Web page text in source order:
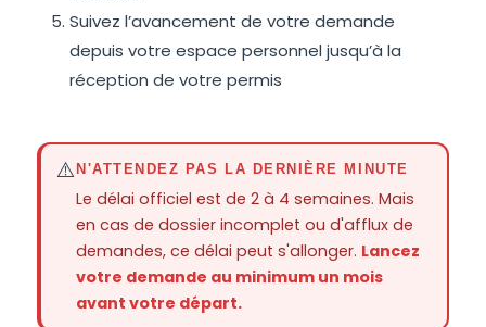
Suivez l’avancement de votre demande
depuis votre espace personnel jusqu’à la
réception de votre permis
⚠️ N'ATTENDEZ PAS LA DERNIÈRE MINUTE
Le délai officiel est de 2 à 4 semaines. Mais
en cas de dossier incomplet ou d'afflux de
demandes, ce délai peut s'allonger. Lancez
votre demande au minimum un mois
avant votre départ.